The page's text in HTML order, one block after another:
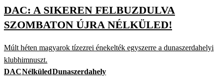
DAC: A SIKEREN FELBUZDULVA
SZOMBATON ÚJRA NÉLKÜLED!
Múlt héten magyarok tízezrei énekelték egyszerre a dunaszerdahelyi
klubhimnuszt.
DACNélküledDunaszerdahely